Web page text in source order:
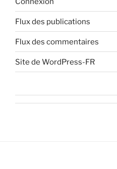
Flux des publications
Flux des commentaires
Site de WordPress-FR